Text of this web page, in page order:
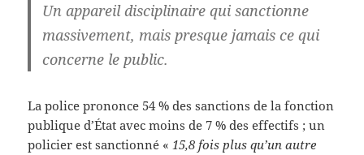
Un appareil disciplinaire qui sanctionne
massivement, mais presque jamais ce qui
concerne le public.
La police prononce 54 % des sanctions de la fonction
publique d’État avec moins de 7 % des effectifs ; un
policier est sanctionné «15,8 fois plus qu’un autre